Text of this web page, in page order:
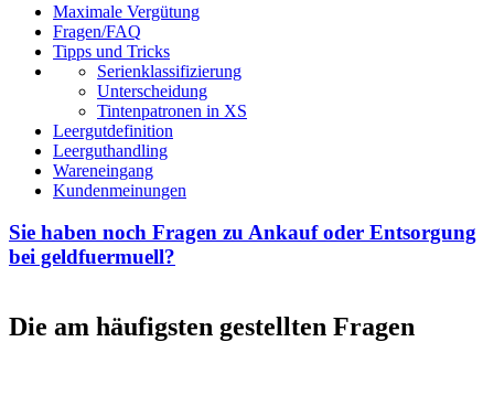
Maximale Vergütung
Fragen/FAQ
Tipps und Tricks
Serienklassifizierung
Unterscheidung
Tintenpatronen in XS
Leergutdefinition
Leerguthandling
Wareneingang
Kundenmeinungen
Sie haben noch Fragen zu Ankauf oder Entsorgung
bei geldfuermuell?
Die am häufigsten gestellten Fragen